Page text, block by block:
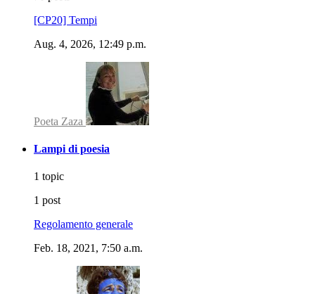
[CP20] Tempi
Aug. 4, 2026, 12:49 p.m.
Poeta Zaza
Lampi di poesia
1 topic
1 post
Regolamento generale
Feb. 18, 2021, 7:50 a.m.